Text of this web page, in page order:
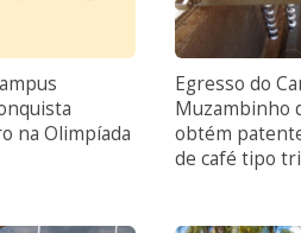
na Olimpíada
Egresso do
Muzambinho
obtém
de café tipo